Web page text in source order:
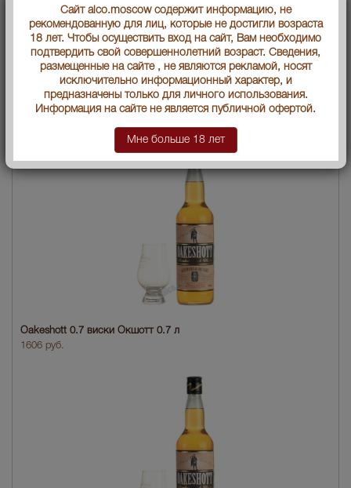
Oakeshott 500 ml виски Оакшотт 0.5 л
Oakeshott 0.7 виски Окшотт 0.7 л
1606 руб.
Сайт alco.moscow содержит информацию, не
рекомендованную для лиц, которые не достигли возраста
18 лет. Чтобы осуществить вход на сайт, Вам необходимо
подтвердить свой совершеннолетний возраст. Сведения,
размещенные на сайте , не являются рекламой, носят
исключительно информационный характер, и
предназначены только для личного использования.
Информация на сайте не является публичной офертой.
Мне больше 18 лет